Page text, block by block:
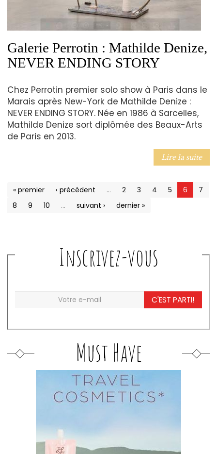
Galerie Perrotin : Mathilde Denize,
NEVER ENDING STORY
Chez Perrotin premier solo show à Paris dans le
Marais après New-York de Mathilde Denize :
NEVER ENDING STORY. Née en 1986 à Sarcelles,
Mathilde Denize sort diplômée des Beaux-Arts
de Paris en 2013.
Lire la suite
« premier ‹ précédent … 2 3 4 5 6
7
8
9 10 … suivant › dernier »
Inscrivez-vous
C'EST PARTI!
Must Have